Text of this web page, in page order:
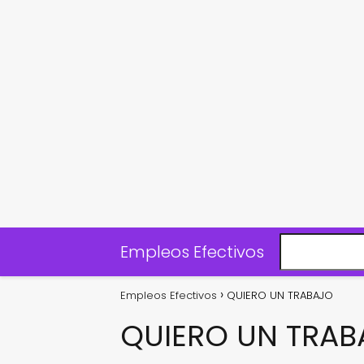
Empleos Efectivos
Empleos Efectivos QUIERO UN TRABAJO
QUIERO UN